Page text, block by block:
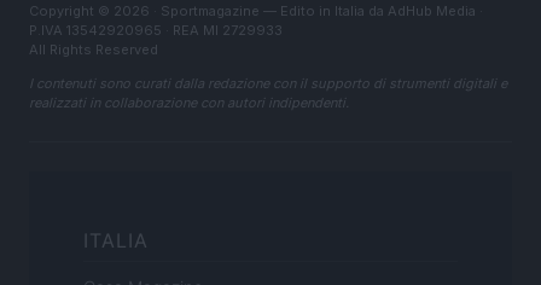
Copyright © 2026 · Sportmagazine — Edito in Italia da AdHub Media
P.IVA 13542920965 · REA MI 2729933
All Rights Reserved
I contenuti sono curati dalla redazione con il supporto di strumenti digitali e
realizzati in collaborazione con autori indipendenti.
ITALIA